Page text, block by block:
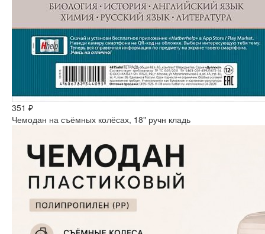
351 ₽
Чемодан на съёмных колёсах, 18" ручн кладь